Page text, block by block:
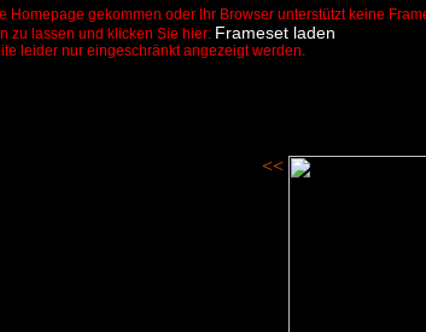
Homepage gekommen oder Ihr Browser unterstützt keine
zu lassen und klicken Sie hier: Frameset laden
leider nur eingeschränkt angezeigt werden.
<<